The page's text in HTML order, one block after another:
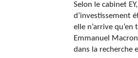
Selon le cabinet
d’investissement
elle n’arrive
Emmanuel
dans la recherche